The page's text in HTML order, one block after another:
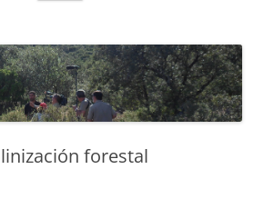
forestal